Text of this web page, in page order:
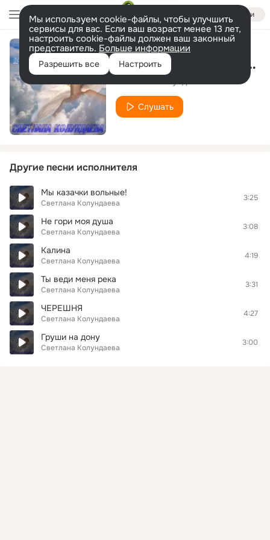
Войти
Мы используем cookie-файлы, чтобы улучшить
сервисы для вас. Если ваш возраст менее 13 лет,
настроить cookie-файлы должен ваш законный
представитель. Больше информации
Разрешить все Настроить Вокзал моей надежды
Слушать
Другие песни исполнителя
Мы казачки вольные!
Светлана Колундаева
3:25
Не гори моя душа
Светлана Колундаева
3:08
Калина
Светлана Колундаева
4:19
Ты веди меня река
Светлана Колундаева
3:31
ЧЕРЕШНЯ
Светлана Колундаева
4:27
Груши на дону
Светлана Колундаева
3:00